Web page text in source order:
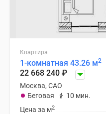
Квартира
1-комнатная 43.26 м2
22 668 240 ₽
Москва, САО
Беговая
10 мин.
Цена за м2